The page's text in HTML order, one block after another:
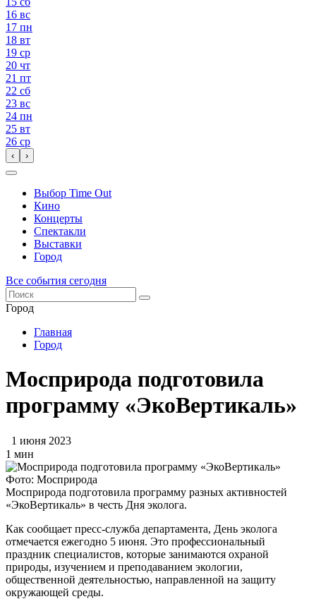
16 вс
17 пн
18 вт
19 ср
20 чт
21 пт
22 сб
23 вс
24 пн
25 вт
26 ср
‹ ›
Выбор Time Out
Кино
Концерты
Спектакли
Выставки
Город
Все события сегодня
Город
Главная
Город
Мосприрода подготовила
программу «ЭкоВертикаль»
1 июня 2023
1 мин
Фото: Мосприрода
Мосприрода подготовила программу разных активностей
«ЭкоВертикаль» в честь Дня эколога.
Как сообщает пресс-служба департамента, День эколога
отмечается ежегодно 5 июня. Это профессиональный
праздник специалистов, которые занимаются охраной
природы, изучением и преподаванием экологии,
общественной деятельностью, направленной на защиту
окружающей среды.